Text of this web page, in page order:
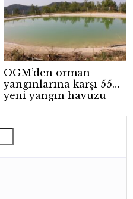
OGM’den orman
yangınlarına karşı 55
yeni yangın havuzu